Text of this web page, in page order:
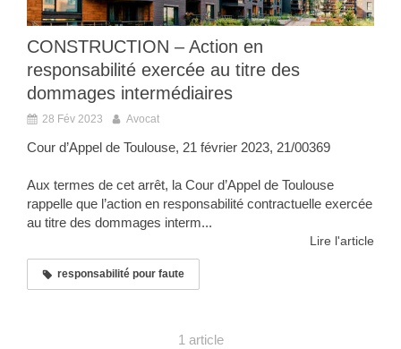
CONSTRUCTION – Action en
responsabilité exercée au titre des
dommages intermédiaires
28 Fév 2023 Avocat
Cour d’Appel de Toulouse, 21 février 2023, 21/00369
Aux termes de cet arrêt, la Cour d’Appel de Toulouse
rappelle que l’action en responsabilité contractuelle exercée
au titre des dommages interm...
Lire l'article
responsabilité pour faute
1 article